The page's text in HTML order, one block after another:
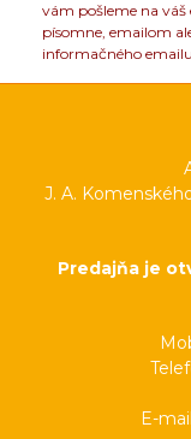
vám pošleme na váš
písomne, emailom
informačného
J. A.
Predajňa je
E-